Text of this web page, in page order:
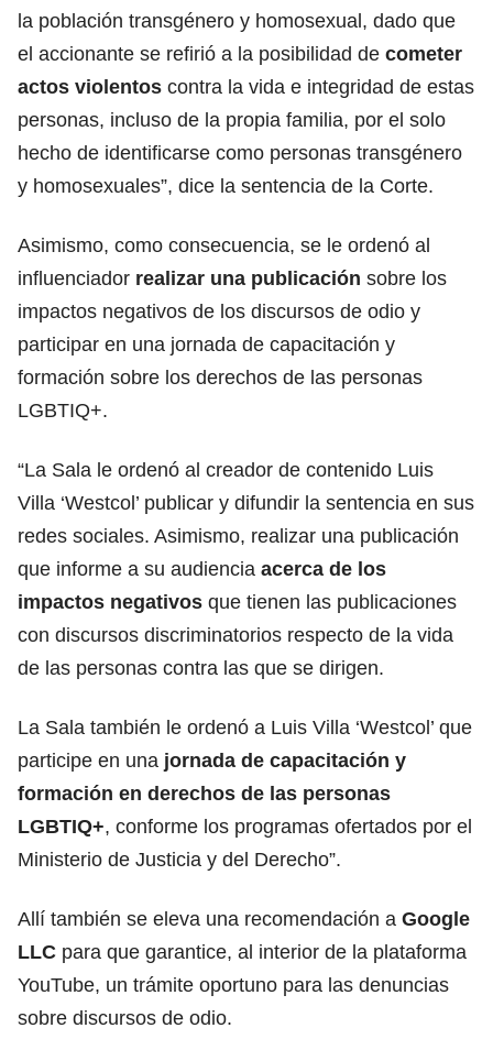
la población transgénero y homosexual, dado que
el accionante se refirió a la posibilidad de cometer
actos violentos contra la vida e integridad de estas
personas, incluso de la propia familia, por el solo
hecho de identificarse como personas transgénero
y homosexuales”, dice la sentencia de la Corte.
Asimismo, como consecuencia, se le ordenó al
influenciador realizar una publicación sobre los
impactos negativos de los discursos de odio y
participar en una jornada de capacitación y
formación sobre los derechos de las personas
LGBTIQ+.
“La Sala le ordenó al creador de contenido Luis
Villa ‘Westcol’ publicar y difundir la sentencia en sus
redes sociales. Asimismo, realizar una publicación
que informe a su audiencia acerca de los
impactos negativos que tienen las publicaciones
con discursos discriminatorios respecto de la vida
de las personas contra las que se dirigen.
La Sala también le ordenó a Luis Villa ‘Westcol’ que
participe en una jornada de capacitación y
formación en derechos de las personas
LGBTIQ+, conforme los programas ofertados por el
Ministerio de Justicia y del Derecho”.
Allí también se eleva una recomendación a Google
LLC para que garantice, al interior de la plataforma
YouTube, un trámite oportuno para las denuncias
sobre discursos de odio.